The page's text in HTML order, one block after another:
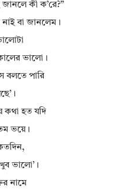
কী ক’রে?”
বা জানলেম।
ভালো।
বলতে পারি
কথা হত যদি
ভয়ে।
ভালো’।
নামে